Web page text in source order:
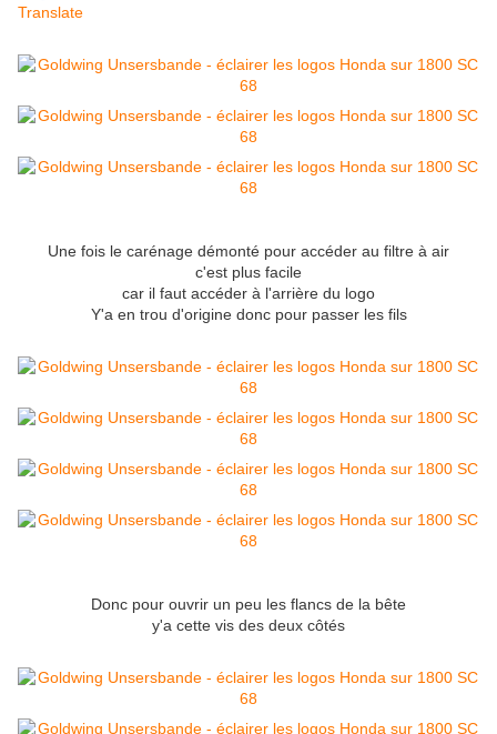
Translate
Une fois le carénage démonté pour accéder au filtre à air
c'est plus facile
car il faut accéder à l'arrière du logo
Y'a en trou d'origine donc pour passer les fils
Donc pour ouvrir un peu les flancs de la bête
y'a cette vis des deux côtés